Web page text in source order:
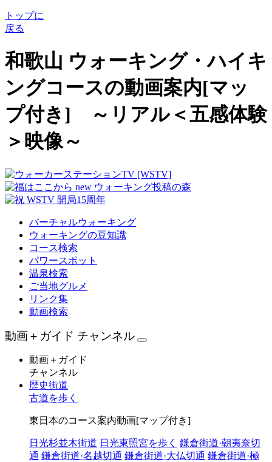
トップに
戻る
和歌山 ウォーキング・ハイキ
ングコースの動画案内[マッ
プ付き] ～リアル＜五感体験
＞映像～
バーチャルウォーキング
ウォーキングの豆知識
コース検索
パワースポット
温泉検索
ご当地グルメ
リンク集
動画検索
動画＋ガイド チャンネル
動画＋ガイド
チャンネル
歴史街道
古道を歩く
東日本のコース案内動画[マップ付き]
日光杉並木街道 日光東照宮を歩く 鎌倉街道·朝夷奈切
通 鎌倉街道·名越切通 鎌倉街道·大仏切通 鎌倉街道·極